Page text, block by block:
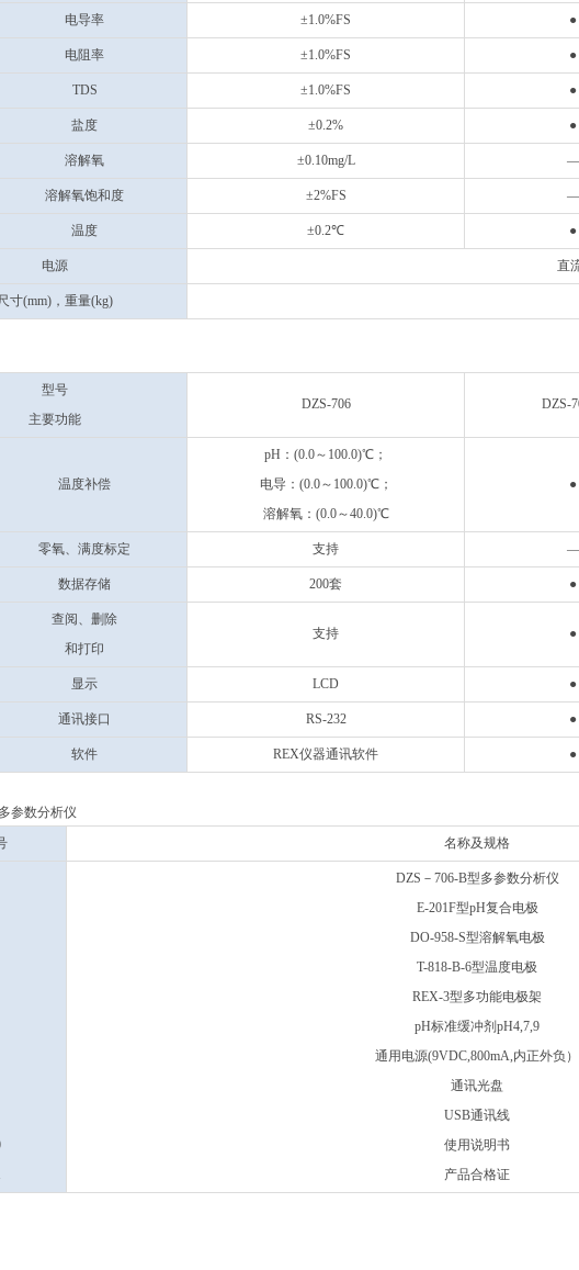
电导率 ±1.0%FS ●
电阻率 ±1.0%FS ●
TDS ±1.0%FS ●
盐度 ±0.2% ●
溶解氧 ±0.10mg/L —
溶解氧饱和度 ±2%FS —
温度 ±0.2℃ ●
电源 直
寸(mm)，重量(kg)
型号
主要功能
DZS-706 DZS-
温度补偿
pH：(0.0～100.0)℃；
电导：(0.0～100.0)℃；
溶解氧：(0.0～40.0)℃
●
零氧、满度标定 支持 —
数据存储 200套 ●
查阅、删除
和打印
支持 ●
显示 LCD ●
通讯接口 RS-232 ●
软件 REX仪器通讯软件 ●
参数分析仪
名称及规格
DZS－706-B型多参数分析仪
E-201F型pH复合电极
DO-958-S型溶解氧电极
T-818-B-6型温度电极
REX-3型多功能电极架
pH标准缓冲剂pH4,7,9
通用电源(9VDC,800mA,内正外负）
通讯光盘
USB通讯线
使用说明书
产品合格证